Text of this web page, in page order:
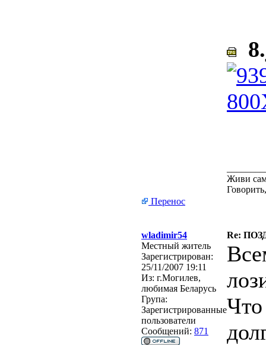
Живи
Перенос
wladimir54
Re:
Местный житель
Зарегистрирован:
25/11/2007 19:11
Из: г.Могилев,
любимая Беларусь
Група:
Зарегистрированные
пользователи
Сообщений: 871